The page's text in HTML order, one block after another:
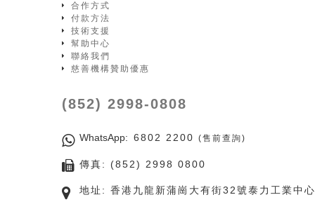
合作方式
付款方法
技術支援
幫助中心
聯絡我們
慈善機構贊助優惠
(852) 2998-0808
WhatsApp: 6802 2200 (售前查詢)
傳真: (852) 2998 0800
地址: 香港九龍新蒲崗大有街32號泰力工業中